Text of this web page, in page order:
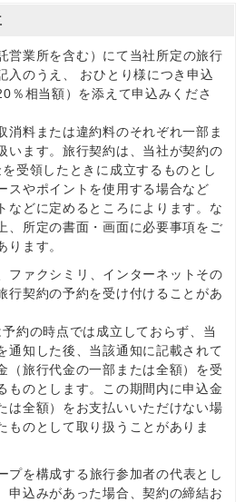
営業所を含む）にて当社所定の旅行
入のうえ、 おひとり様につき申込
％相当額）を添えて申込みくださ
消料または違約料のそれぞれ一部ま
います。旅行契約は、当社が契約の
受領したときに成立するものとし
スやポイントを使用する場合など
などに定めるところによります。な
、所定の書面・画面に必要事項をご
ります。
ファクシミリ、インターネットその
行契約の予約を受け付けることがあ
約の時点では成立しておらず、当
通知した後、当該通知に記載されて
（旅行代金の一部または全額）を受
ものとします。この期間内に申込金
は全額）をお支払いいただけない場
ものとして取り扱うことがありま
プを構成する旅行参加者の代表とし
申込みがあった場合、契約の締結お